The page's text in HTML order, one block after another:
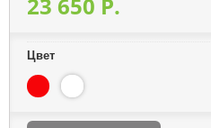
Цвет